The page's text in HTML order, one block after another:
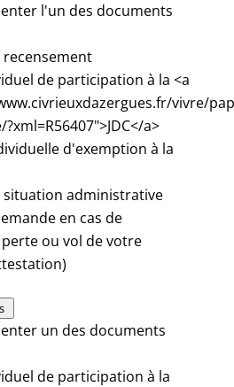
l'un des documents
de participation à la <a
vivre/
a>
d'exemption à la
administrative
en cas de
ou vol de votre
un des documents
de participation à la